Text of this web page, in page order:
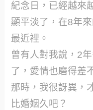
紀念日，已經越來
顯平淡了，在8年
最近裡。
曾有人對我說，2
了，愛情也磨得差
那時，我很訝異，
比婚姻久吧？